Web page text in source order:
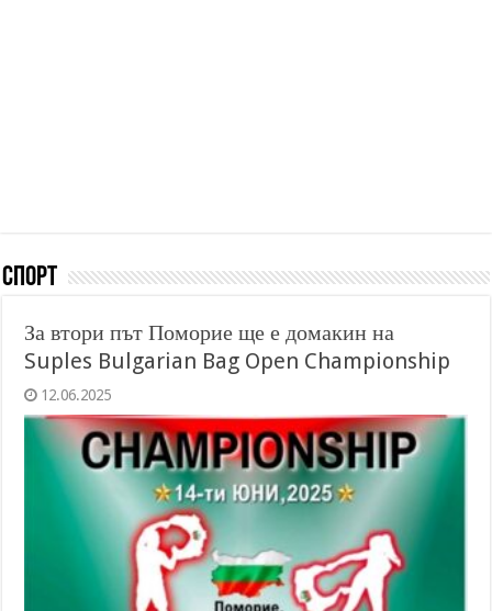
Спорт
За втори път Поморие ще е домакин на
Suples Bulgarian Bag Open Championship
12.06.2025